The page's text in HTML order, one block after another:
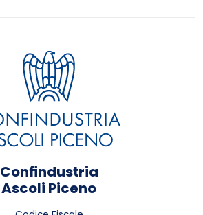
Confindustria
Ascoli Piceno